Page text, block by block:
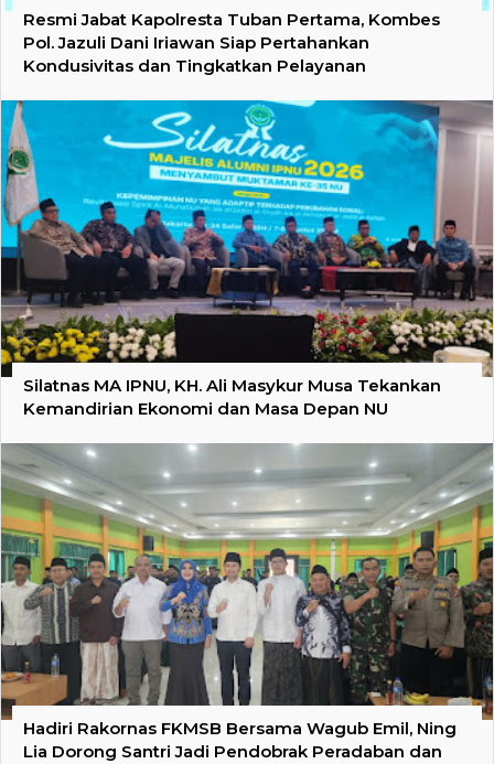
Resmi Jabat Kapolresta Tuban Pertama, Kombes
Pol. Jazuli Dani Iriawan Siap Pertahankan
Kondusivitas dan Tingkatkan Pelayanan
Silatnas MA IPNU, KH. Ali Masykur Musa Tekankan
Kemandirian Ekonomi dan Masa Depan NU
Hadiri Rakornas FKMSB Bersama Wagub Emil, Ning
Lia Dorong Santri Jadi Pendobrak Peradaban dan